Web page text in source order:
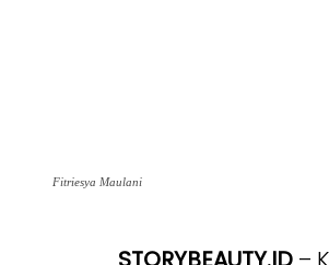
Fitriesya Maulani